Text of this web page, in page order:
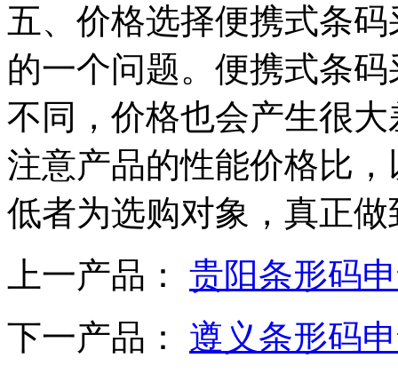
五、价格选择便携式条
的一个问题。便携式条
不同，价格也会产生很
注意产品的性能价格比
低者为选购对象，真正
上一产品： 贵阳条形码
下一产品： 遵义条形码